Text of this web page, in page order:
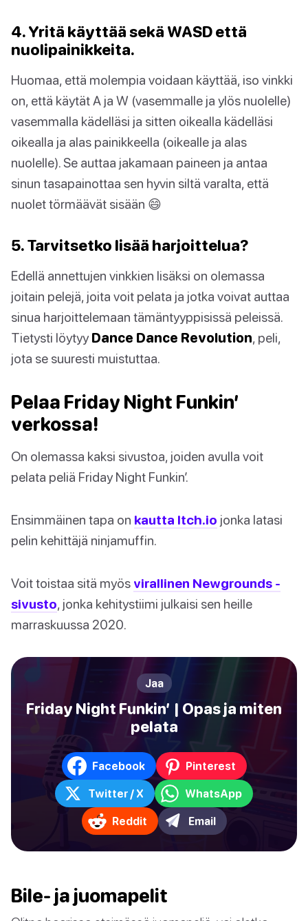
4. Yritä käyttää sekä WASD että
nuolipainikkeita.
Huomaa, että molempia voidaan käyttää, iso vinkki
on, että käytät A ja W (vasemmalle ja ylös nuolelle)
vasemmalla kädelläsi ja sitten oikealla kädelläsi
oikealla ja alas painikkeella (oikealle ja alas
nuolelle). Se auttaa jakamaan paineen ja antaa
sinun tasapainottaa sen hyvin siltä varalta, että
nuolet törmäävät sisään 😄
5. Tarvitsetko lisää harjoittelua?
Edellä annettujen vinkkien lisäksi on olemassa
joitain pelejä, joita voit pelata ja jotka voivat auttaa
sinua harjoittelemaan tämäntyyppisissä peleissä.
Tietysti löytyy Dance Dance Revolution, peli,
jota se suuresti muistuttaa.
Pelaa Friday Night Funkin’
verkossa!
On olemassa kaksi sivustoa, joiden avulla voit
pelata peliä Friday Night Funkin’.
Ensimmäinen tapa on kautta Itch.io jonka latasi
pelin kehittäjä ninjamuffin.
Voit toistaa sitä myös virallinen Newgrounds -
sivusto, jonka kehitystiimi julkaisi sen heille
marraskuussa 2020.
Jaa
Friday Night Funkin’ | Opas ja miten
pelata
Facebook Pinterest
Twitter / X WhatsApp
Reddit Email
Bile- ja juomapelit